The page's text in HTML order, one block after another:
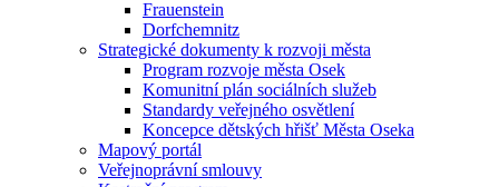
Frauenstein
Dorfchemnitz
Strategické dokumenty k rozvoji města
Program rozvoje města Osek
Komunitní plán sociálních služeb
Standardy veřejného osvětlení
Koncepce dětských hřišť Města Oseka
Mapový portál
Veřejnoprávní smlouvy